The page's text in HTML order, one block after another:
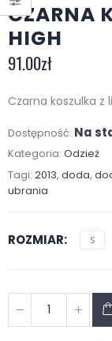
CZARNA
HIGH
91.00zł
Czarna koszulka z
Dostępność: Na
Kategoria: Odzież
Tagi: 2013, doda,
ubrania
ROZMIAR S